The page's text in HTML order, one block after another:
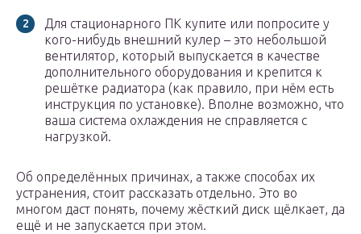
Для стационарного ПК купите или попросите у
кого-нибудь внешний кулер – это небольшой
вентилятор, который выпускается в качестве
дополнительного оборудования и крепится к
решётке радиатора (как правило, при нём есть
инструкция по установке). Вполне возможно, что
ваша система охлаждения не справляется с
нагрузкой.
Об определённых причинах, а также способах их
устранения, стоит рассказать отдельно. Это во
многом даст понять, почему жёсткий диск щёлкает, да
ещё и не запускается при этом.